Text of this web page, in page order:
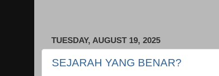
TUESDAY, AUGUST 19, 2025
SEJARAH YANG BENAR?